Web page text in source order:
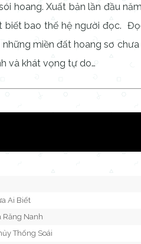
hoang. Xuất bản lần đầu
biết bao thế hệ người đọc.
miền đất hoang sơ chưa
và khát vọng tự do…
Ai Biết
Răng Nanh
Thống Soái